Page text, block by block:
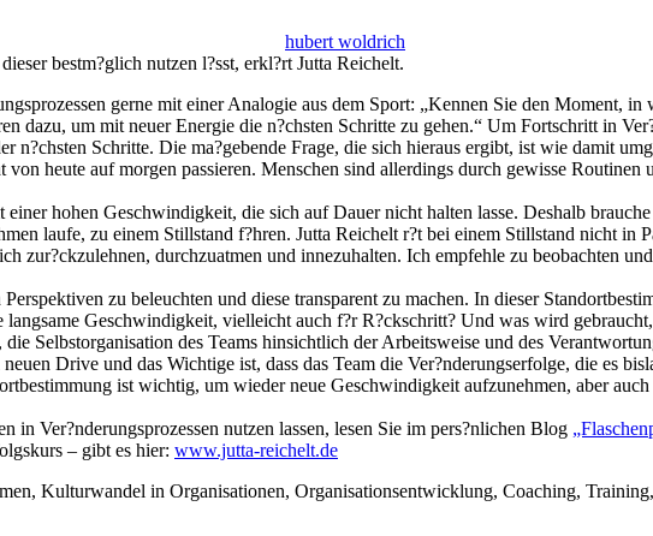
hubert woldrich
bestm?glich nutzen l?sst, erkl?rt Jutta Reichelt.
gerne mit einer Analogie aus dem Sport: „Kennen Sie den Moment,
dazu, um mit neuer Energie die n?chsten Schritte zu gehen.“ Um Fortschritt in
n?chsten Schritte. Die ma?gebende Frage, die sich hieraus ergibt, ist wie damit
heute auf morgen passieren. Menschen sind allerdings durch gewisse
hohen Geschwindigkeit, die sich auf Dauer nicht halten lasse. Deshalb
laufe, zu einem Stillstand f?hren. Jutta Reichelt r?t bei einem Stillstand nicht in
zur?ckzulehnen, durchzuatmen und innezuhalten. Ich empfehle zu beobachten
zu beleuchten und diese transparent zu machen. In dieser
Geschwindigkeit, vielleicht auch f?r R?ckschritt? Und was wird
Selbstorganisation des Teams hinsichtlich der Arbeitsweise und des
Drive und das Wichtige ist, dass das Team die Ver?nderungserfolge, die es
ist wichtig, um wieder neue Geschwindigkeit aufzunehmen, aber
Ver?nderungsprozessen nutzen lassen, lesen Sie im pers?nlichen Blog
– gibt es hier: www.jutta-reichelt.de
Kulturwandel in Organisationen, Organisationsentwicklung, Coaching,